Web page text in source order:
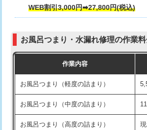
交換・取付（タンク）
交換・取付（普通便座）
交換・取付（温水洗浄便座）
交換・取付(単水栓（壁付・デッキ
式）)
交換・取付(混合水栓（壁付・デッキ
式・ワンホール）)
WEB割引3,000円➡27,800円(税込)
お風呂つまり・水漏れ修理の作業
作業内容
お風呂つまり（軽度の詰まり）
お風呂つまり（中度の詰まり）
お風呂つまり（高度の詰まり）